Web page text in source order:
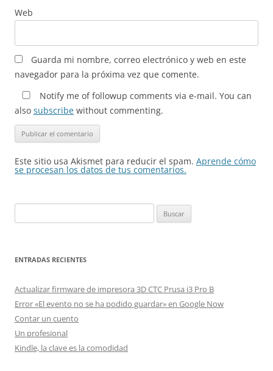
Web
Guarda mi nombre, correo electrónico y web en este
navegador para la próxima vez que comente.
Notify me of followup comments via e-mail. You can
also subscribe without commenting.
Este sitio usa Akismet para reducir el spam. Aprende cómo
se procesan los datos de tus comentarios.
ENTRADAS RECIENTES
Actualizar firmware de impresora 3D CTC Prusa i3 Pro B
Error «El evento no se ha podido guardar» en Google Now
Contar un cuento
Un profesional
Kindle, la clave es la comodidad